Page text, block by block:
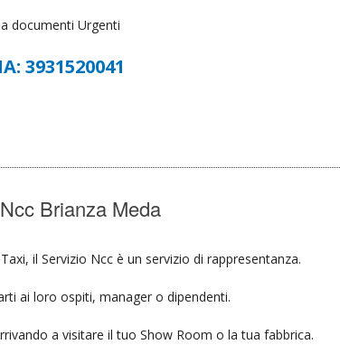
documenti Urgenti
3931520041
Ncc Brianza Meda
il Servizio Ncc è un servizio di rappresentanza.
ai loro ospiti, manager o dipendenti.
a visitare il tuo Show Room o la tua fabbrica.